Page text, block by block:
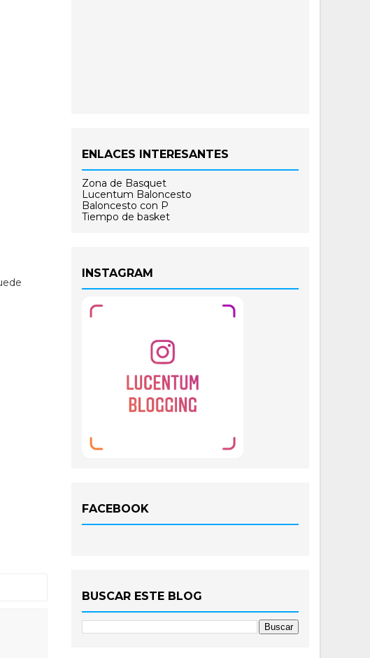
ENLACES INTERESANTES
Zona de Basquet
Lucentum Baloncesto
Baloncesto con P
Tiempo de basket
INSTAGRAM
FACEBOOK
BUSCAR ESTE BLOG